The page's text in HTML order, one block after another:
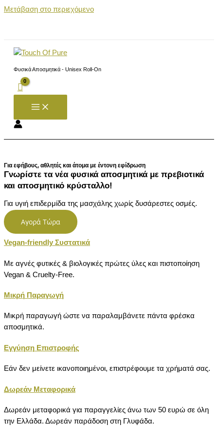
Μετάβαση στο περιεχόμενο
Φυσικά Αποσμητικά - Unisex Roll-On
Για εφήβους, αθλητές και άτομα με έντονη εφίδρωση
Γνωρίστε τα νέα φυσικά αποσμητικά με πρεβιοτικά
και αποσμητικό κρύσταλλο!
Για υγιή επιδερμίδα της μασχάλης χωρίς δυσάρεστες οσμές.
Αγορά Τώρα
Vegan-friendly Συστατικά
Με αγνές φυτικές & βιολογικές πρώτες ύλες και πιστοποίηση
Vegan & Cruelty-Free.
Μικρή Παραγωγή
Μικρή παραγωγή ώστε να παραλαμβάνετε πάντα φρέσκα
αποσμητικά.
Εγγύηση Επιστροφής
Εάν δεν μείνετε ικανοποιημένοι, επιστρέφουμε τα χρήματά σας.
Δωρεάν Μεταφορικά
Δωρεάν μεταφορικά για παραγγελίες άνω των 50 ευρώ σε όλη
την Ελλάδα. Δωρεάν παράδοση στη Γλυφάδα.